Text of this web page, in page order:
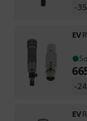
-
EV
-
EV